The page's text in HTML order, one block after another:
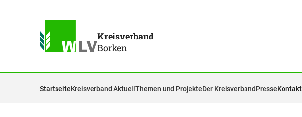
Kreisverband
Borken
StartseiteKreisverband Aktuell Themen und ProjekteDer KreisverbandPresseKontakt